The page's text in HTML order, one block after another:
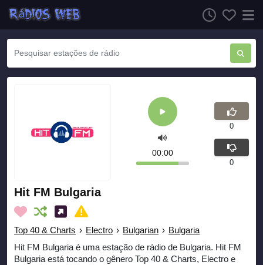
Hit FM Bulgaria
Top 40 & Charts › Electro › Bulgarian › Bulgaria
Hit FM Bulgaria é uma estação de rádio de Bulgaria. Hit FM
Bulgaria está tocando o gênero Top 40 & Charts, Electro e
00:00
0
0